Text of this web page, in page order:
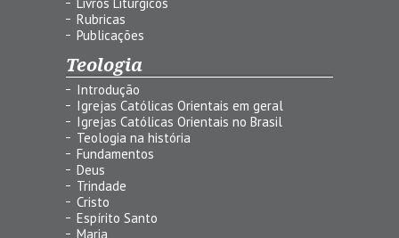
Rubricas
Publicações
Teologia
Introdução
Igrejas Católicas Orientais em geral
Igrejas Católicas Orientais no Brasil
Teologia na história
Fundamentos
Deus
Trindade
Cristo
Espírito Santo
Maria